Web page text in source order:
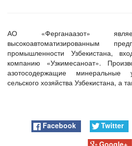
АО «Ферганаазот»
высокоавтоматизированным
промышленности Узбекистана,
компанию «Узкимесаноат».
азотосодержащие
сельского хозяйства Узбекистана, а
Facebook Twitter